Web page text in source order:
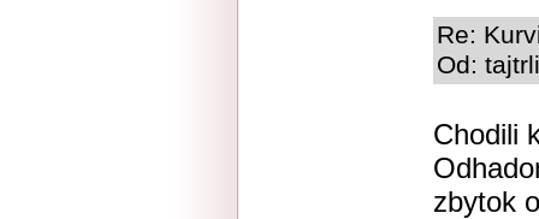
Re:
Od:
Chodili
zbytok